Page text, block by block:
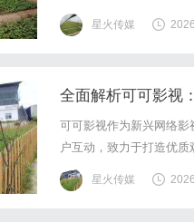
星火传媒
全面解析可可影视
可可影视作为新兴网络
户互动，致力于打造优质
星火传媒